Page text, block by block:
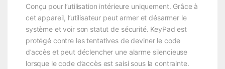
Conçu pour l’utilisation intérieure uniquement. Grâce à
cet appareil, l’utilisateur peut armer et désarmer le
système et voir son statut de sécurité. KeyPad est
protégé contre les tentatives de deviner le code
d’accès et peut déclencher une alarme silencieuse
lorsque le code d’accès est saisi sous la contrainte.